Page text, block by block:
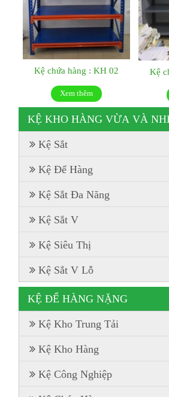
Kệ chứa hàng : KH 02
Xem thêm
Kệ
KỆ KHO HÀNG VỪA VÀ
Kệ Sắt
Kệ Để Hàng
Kệ Sắt Đa Năng
Kệ Sắt V
Kệ Siêu Thị
Kệ Sắt V Lỗ
KỆ ĐỂ HÀNG NẶNG
Kệ Kho Trung Tải
Kệ Kho Hàng
Kệ Công Nghiệp